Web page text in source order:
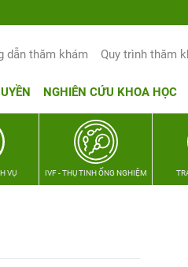
dẫn thăm khám Quy trình thăm
NGHIÊN CỨU KHOA HỌC
VỤ IVF - THỤ TINH ỐNG NGHIỆM